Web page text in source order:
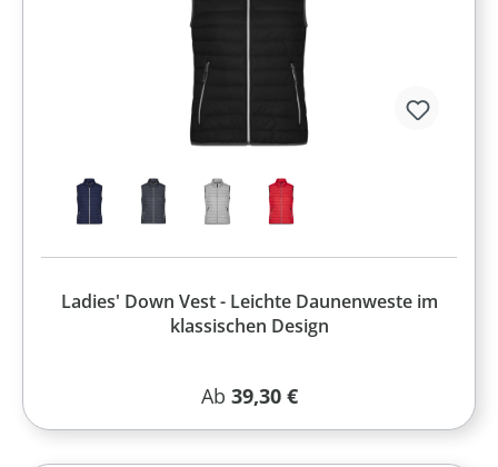
Ladies' Down Vest - Leichte Daunenweste im
klassischen Design
Regulärer Preis:
Ab 39,30 €